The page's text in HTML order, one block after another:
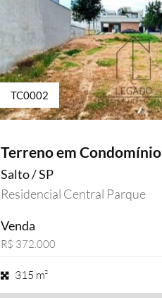
TC0002
Terreno em Condomínio
Salto / SP
Residencial Central Parque
Venda
R$ 372.000
315 m²